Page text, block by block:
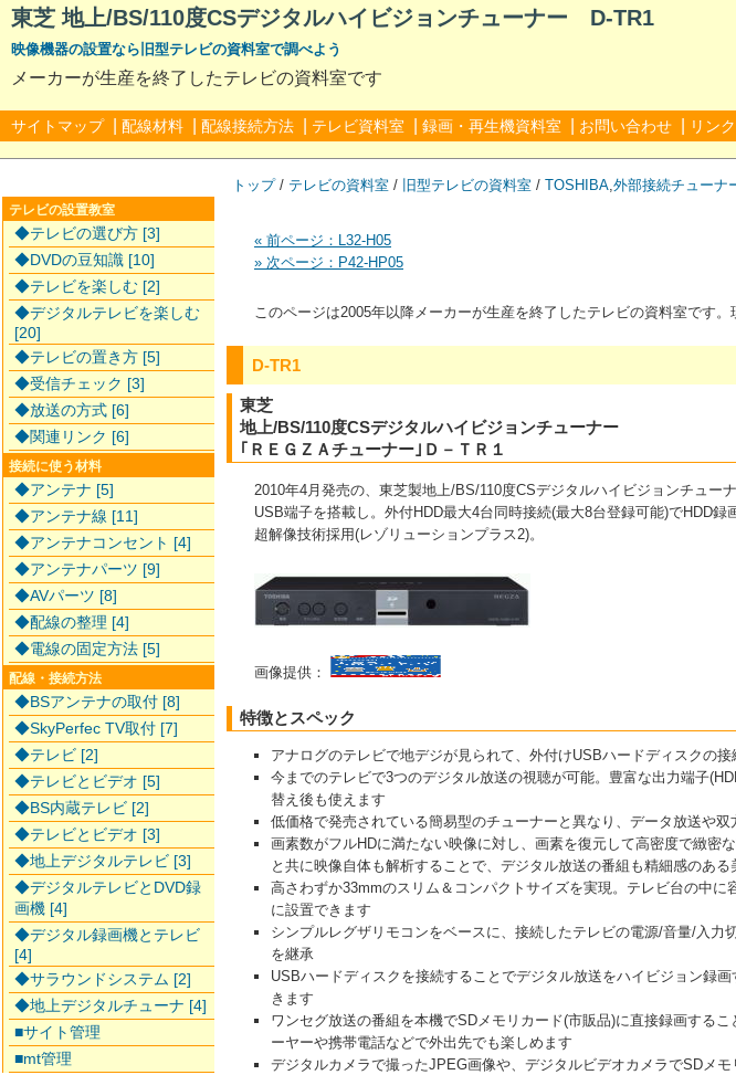
東芝 地上/BS/110度CSデジタルハイビジョンチューナー D-TR1
映像機器の設置なら旧型テレビの資料室で調べよう
メーカーが生産を終了したテレビの資料室です
サイトマップ 配線材料 配線接続方法 テレビ資料室 録画・再生機資料室 お問い合わせ リンク
トップ/ テレビの資料室 / 旧型テレビの資料室 / TOSHIBA,外部接続チューナ
« 前ページ：L32-H05
» 次ページ：P42-HP05
このページは2005年以降メーカーが生産を終了したテレビの資料室です
D-TR1
東芝
地上/BS/110度CSデジタルハイビジョンチューナー
｢ＲＥＧＺＡチューナー｣Ｄ－ＴＲ１
2010年4月発売の、東芝製地上/BS/110度CSデジタルハイビジョンチュー
USB端子を搭載し。外付HDD最大4台同時接続(最大8台登録可能)でHDD録
超解像技術採用(レゾリューションプラス2)。
画像提供：
特徴とスペック
アナログのテレビで地デジが見られて、外付けUSBハードディスクの
今までのテレビで3つのデジタル放送の視聴が可能。豊富な出力端子
替え後も使えます
低価格で発売されている簡易型のチューナーと異なり、データ放送や
画素数がフルHDに満たない映像に対し、画素を復元して高密度で緻密
と共に映像自体も解析することで、デジタル放送の番組も精細感のあ
高さわずか33mmのスリム＆コンパクトサイズを実現。テレビ台の中
に設置できます
シンプルレグザリモコンをベースに、接続したテレビの電源/音量/入
を継承
USBハードディスクを接続することでデジタル放送をハイビジョン録
きます
ワンセグ放送の番組を本機でSDメモリカード(市販品)に直接録画する
ーヤーや携帯電話などで外出先でも楽しめます
デジタルカメラで撮ったJPEG画像や、デジタルビデオカメラでSDメ
テレビの設置教室
◆テレビの選び方 [3]
◆DVDの豆知識 [10]
◆テレビを楽しむ [2]
◆デジタルテレビを楽しむ
[20]
◆テレビの置き方 [5]
◆受信チェック [3]
◆放送の方式 [6]
◆関連リンク [6]
接続に使う材料
◆アンテナ [5]
◆アンテナ線 [11]
◆アンテナコンセント [4]
◆アンテナパーツ [9]
◆AVパーツ [8]
◆配線の整理 [4]
◆電線の固定方法 [5]
配線・接続方法
◆BSアンテナの取付 [8]
◆SkyPerfec TV取付 [7]
◆テレビ [2]
◆テレビとビデオ [5]
◆BS内蔵テレビ [2]
◆テレビとビデオ [3]
◆地上デジタルテレビ [3]
◆デジタルテレビとDVD録
画機 [4]
◆デジタル録画機とテレビ
[4]
◆サラウンドシステム [2]
◆地上デジタルチューナ [4]
■サイト管理
■mt管理